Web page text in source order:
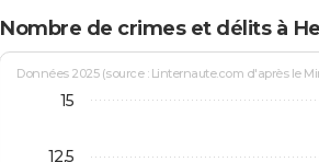
Nombre de crimes et délits à
Données 2025 (source : Linternaute.com d'après le
12,5
15